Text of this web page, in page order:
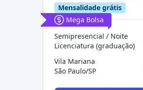
Mensalidade grátis
Mega Bolsa
Semipresencial / Noite
Licenciatura (graduação)
Vila Mariana
São Paulo/SP